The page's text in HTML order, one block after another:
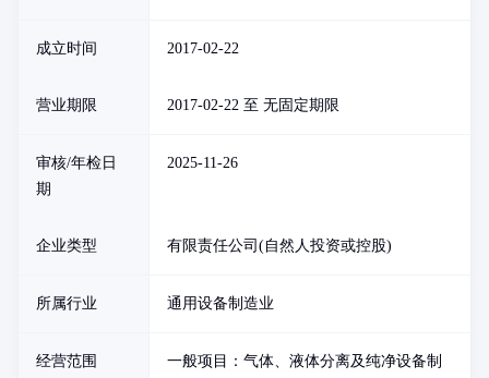
成立时间 2017-02-22
营业期限 2017-02-22 至 无固定期限
审核/年检日
期
2025-11-26
企业类型 有限责任公司(自然人投资或控股)
所属行业 通用设备制造业
经营范围
一般项目：气体、液体分离及纯净设备制